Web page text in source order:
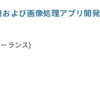
よび画像処理アプリ開
ランス)